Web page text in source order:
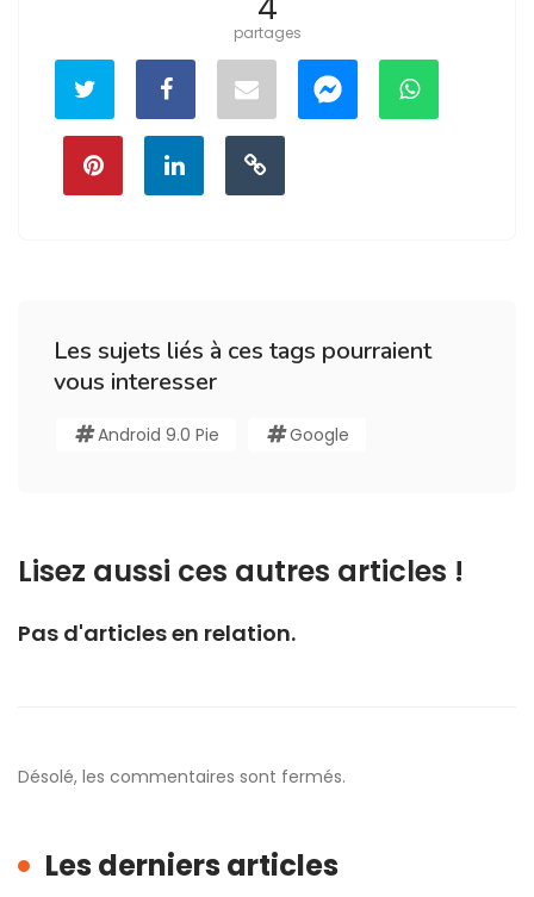
4
partages
Les sujets liés à ces tags pourraient
vous interesser
Android 9.0 Pie Google
Lisez aussi ces autres articles !
Pas d'articles en relation.
Désolé, les commentaires sont fermés.
Les derniers articles